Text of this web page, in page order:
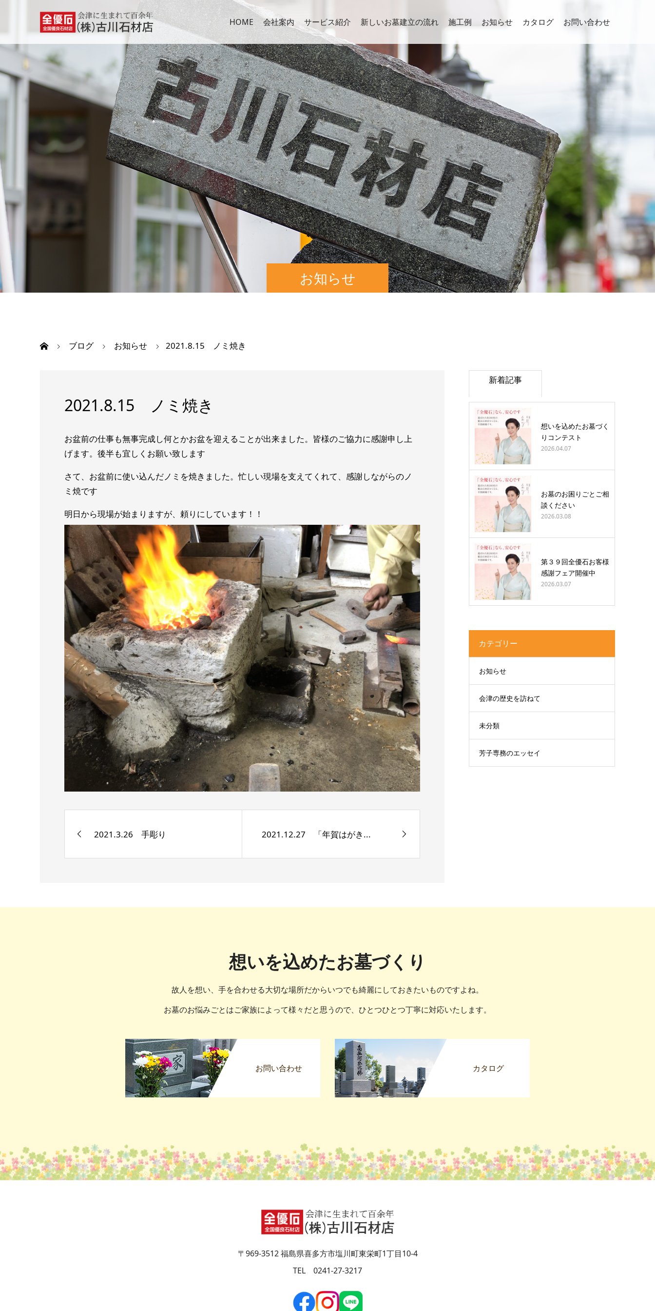
HOME 会社案内 サービス紹介 新しいお墓建立の流れ 施工例 お知らせ カタログ お問い合わせ
お知らせ
ブログ お知らせ 2021.8.15 ノミ焼き
2021.8.15 ノミ焼き
お盆前の仕事も無事完成し何とかお盆を迎えることが出来ました。皆様のご協力に感謝申し上
げます。後半も宜しくお願い致します
さて、お盆前に使い込んだノミを焼きました。忙しい現場を支えてくれて、感謝しながらのノ
ミ焼です
明日から現場が始まりますが、頼りにしています！！
2021.3.26 手彫り 2021.12.27 「年賀はがき...
新着記事
想いを込めたお墓づく
りコンテスト
2026.04.07
お墓のお困りごとご相
談ください
2026.03.08
第３９回全優石お客様
感謝フェア開催中
2026.03.07
カテゴリー
お知らせ
会津の歴史を訪ねて
未分類
芳子専務のエッセイ
想いを込めたお墓づくり
故人を想い、手を合わせる大切な場所だからいつでも綺麗にしておきたいものですよね。
お墓のお悩みごとはご家族によって様々だと思うので、ひとつひとつ丁寧に対応いたします。
お問い合わせ カタログ
〒969-3512 福島県喜多方市塩川町東栄町1丁目10-4
TEL 0241-27-3217